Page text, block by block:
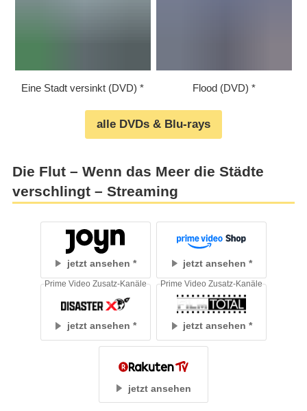
Eine Stadt versinkt (DVD) Flood (DVD)
alle DVDs & Blu-rays
Die Flut – Wenn das Meer die Städte
verschlingt – Streaming
jetzt ansehen jetzt ansehen
jetzt ansehen
Prime Video Zusatz-Kanäle
jetzt ansehen
Prime Video Zusatz-Kanäle
jetzt ansehen